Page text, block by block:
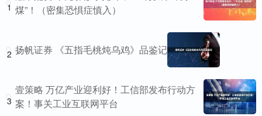
1 煤”！（密集恐惧症慎入）
2 扬帆证券 《五指毛桃炖乌鸡》品鉴记
3
壹策略 万亿产业迎利好！工信部发布行动方
案！事关工业互联网平台